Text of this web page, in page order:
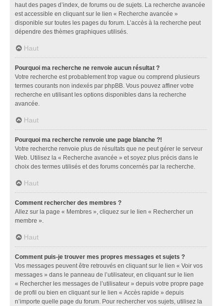
haut des pages d’index, de forums ou de sujets. La recherche avancée
est accessible en cliquant sur le lien « Recherche avancée »
disponible sur toutes les pages du forum. L’accès à la recherche peut
dépendre des thèmes graphiques utilisés.
Haut
Pourquoi ma recherche ne renvoie aucun résultat ?
Votre recherche est probablement trop vague ou comprend plusieurs
termes courants non indexés par phpBB. Vous pouvez affiner votre
recherche en utilisant les options disponibles dans la recherche
avancée.
Haut
Pourquoi ma recherche renvoie une page blanche ?!
Votre recherche renvoie plus de résultats que ne peut gérer le serveur
Web. Utilisez la « Recherche avancée » et soyez plus précis dans le
choix des termes utilisés et des forums concernés par la recherche.
Haut
Comment rechercher des membres ?
Allez sur la page « Membres », cliquez sur le lien « Rechercher un
membre ».
Haut
Comment puis-je trouver mes propres messages et sujets ?
Vos messages peuvent être retrouvés en cliquant sur le lien « Voir vos
messages » dans le panneau de l’utilisateur, en cliquant sur le lien
« Rechercher les messages de l’utilisateur » depuis votre propre page
de profil ou bien en cliquant sur le lien « Accès rapide » depuis
n’importe quelle page du forum. Pour rechercher vos sujets, utilisez la